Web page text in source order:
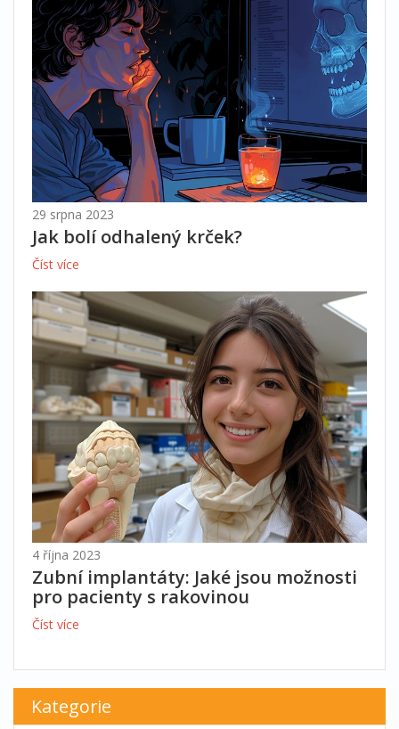
29 srpna 2023
Jak bolí odhalený krček?
Číst více
4 října 2023
Zubní implantáty: Jaké jsou možnosti
pro pacienty s rakovinou
Číst více
Kategorie